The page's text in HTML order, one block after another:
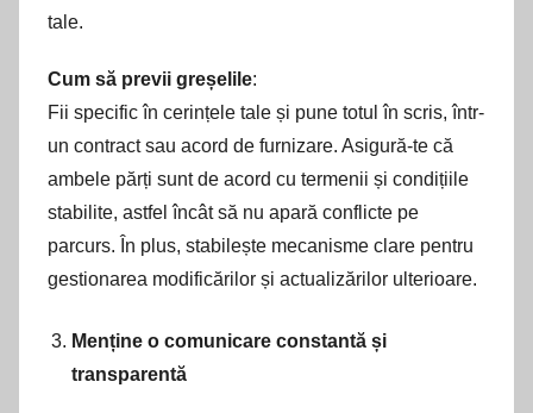
tale.
Cum să previi greșelile:
Fii specific în cerințele tale și pune totul în scris, într-
un contract sau acord de furnizare. Asigură-te că
ambele părți sunt de acord cu termenii și condițiile
stabilite, astfel încât să nu apară conflicte pe
parcurs. În plus, stabilește mecanisme clare pentru
gestionarea modificărilor și actualizărilor ulterioare.
Menține o comunicare constantă și
transparentă